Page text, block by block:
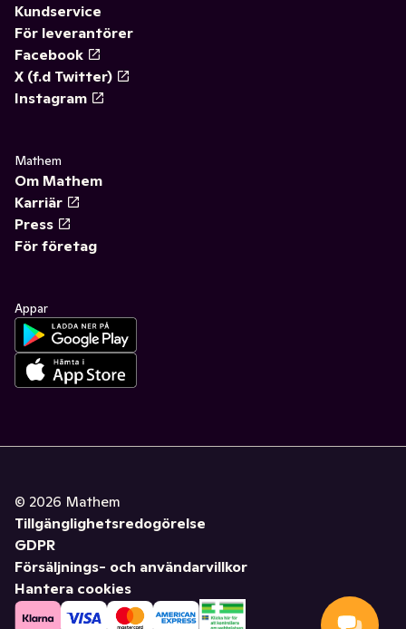
Kundservice
För leverantörer
Facebook
X (f.d Twitter)
Instagram
Mathem
Om Mathem
Karriär
Press
För företag
Appar
© 2026 Mathem
Tillgänglighetsredogörelse
GDPR
Försäljnings- och användarvillkor
Hantera cookies